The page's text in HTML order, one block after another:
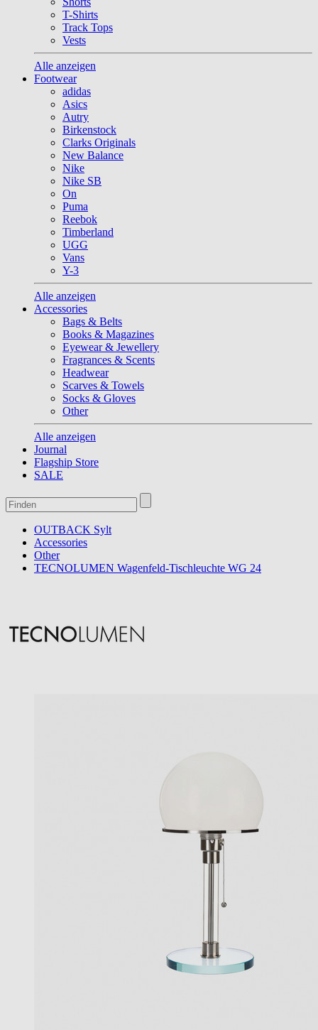
T-Shirts
Track Tops
Vests
Alle anzeigen
Footwear
adidas
Asics
Autry
Birkenstock
Clarks Originals
New Balance
Nike
Nike SB
On
Puma
Reebok
Timberland
UGG
Vans
Y-3
Alle anzeigen
Accessories
Bags & Belts
Books & Magazines
Eyewear & Jewellery
Fragrances & Scents
Headwear
Scarves & Towels
Socks & Gloves
Other
Alle anzeigen
Journal
Flagship Store
SALE
OUTBACK Sylt
Accessories
Other
TECNOLUMEN Wagenfeld-Tischleuchte WG 24